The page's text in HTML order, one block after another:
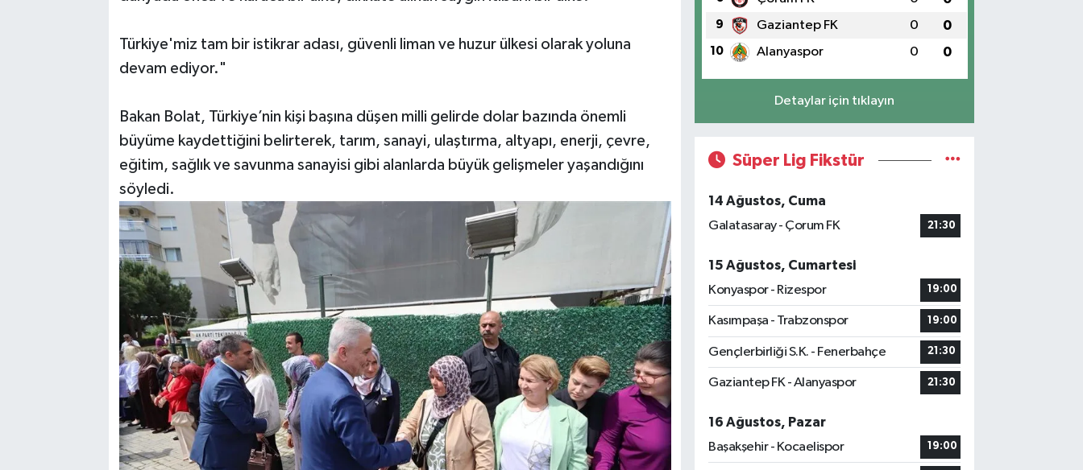
Türkiye'miz tam bir istikrar adası, güvenli liman ve huzur ülkesi olarak yoluna
devam ediyor."
Bakan Bolat, Türkiye’nin kişi başına düşen milli gelirde dolar bazında önemli
büyüme kaydettiğini belirterek, tarım, sanayi, ulaştırma, altyapı, enerji, çevre,
eğitim, sağlık ve savunma sanayisi gibi alanlarda büyük gelişmeler yaşandığını
söyledi.
9 Gaziantep FK 0 0
10 Alanyaspor 0 0
Detaylar için tıklayın
Süper Lig Fikstür
14 Ağustos, Cuma
Galatasaray - Çorum FK
21:30
15 Ağustos, Cumartesi
Konyaspor - Rizespor
19:00
Kasımpaşa - Trabzonspor 19:00
Gençlerbirliği S.K. - Fenerbahçe 21:30
Gaziantep FK - Alanyaspor 21:30
16 Ağustos, Pazar
Başakşehir - Kocaelispor
19:00